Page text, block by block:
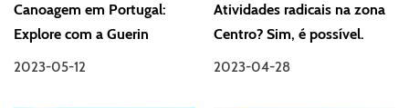
Canoagem em Portugal:
Explore com a Guerin
2023-05-12
Atividades radicais na zona
Centro? Sim, é possível.
2023-04-28